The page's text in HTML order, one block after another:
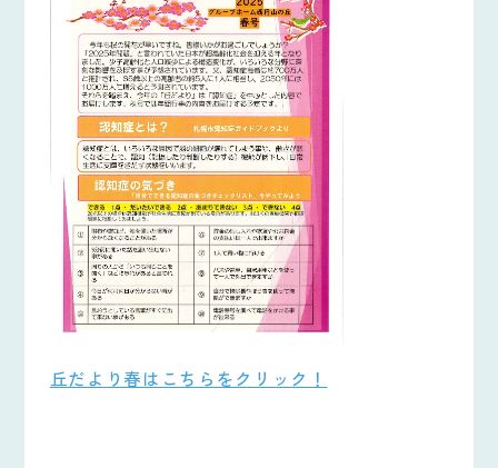
丘だより春はこちらをクリック！